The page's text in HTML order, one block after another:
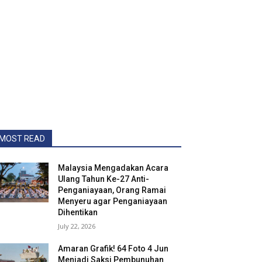
READ
Malaysia Mengadakan Acara
Ulang Tahun Ke-27 Anti-
Penganiayaan, Orang Ramai
Menyeru agar Penganiayaan
Dihentikan
July 22, 2026
Amaran Grafik! 64 Foto 4 Jun
Menjadi Saksi Pembunuhan